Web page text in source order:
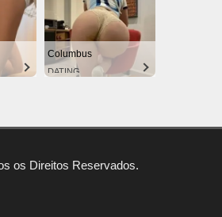
Columbus
DATING
os Direitos Reservados.